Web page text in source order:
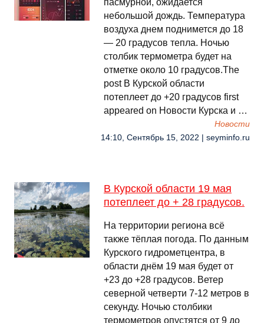
пасмурной, ожидается
небольшой дождь. Температура
воздуха днем поднимется до 18
— 20 градусов тепла. Ночью
столбик термометра будет на
отметке около 10 градусов.The
post В Курской области
потеплеет до +20 градусов first
appeared on Новости Курска и …
Новости
14:10, Сентябрь 15, 2022 | seyminfo.ru
В Курской области 19 мая
потеплеет до + 28 градусов.
На территории региона всё
также тёплая погода. По данным
Курского гидрометцентра, в
области днём 19 мая будет от
+23 до +28 градусов. Ветер
северной четверти 7-12 метров в
секунду. Ночью столбики
термометров опустятся от 9 до